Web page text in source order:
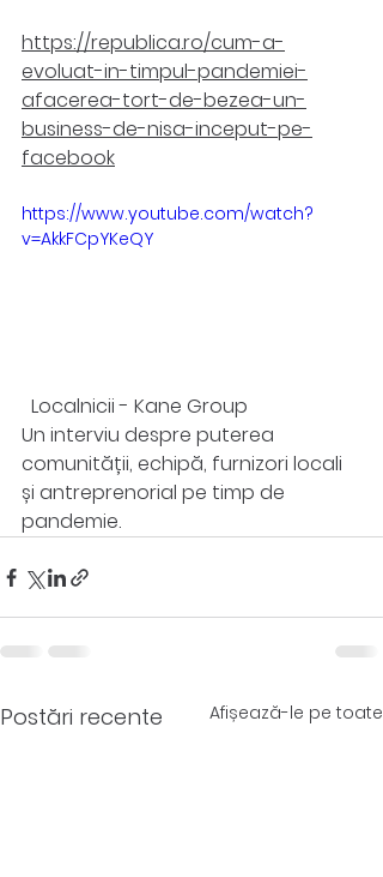
https://republica.ro/cum-a-
evoluat-in-timpul-pandemiei-
afacerea-tort-de-bezea-un-
business-de-nisa-inceput-pe-
facebook
https://www.youtube.com/watch?
v=AkkFCpYKeQY
  Localnicii - Kane Group
Un interviu despre puterea
comunității, echipă, furnizori locali
și antreprenorial pe timp de
pandemie.
Postări recente Afișează-le pe toate